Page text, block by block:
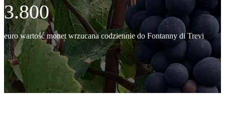
3.800
euro wartość monet wrzucana codziennie do Fontanny di Trevi